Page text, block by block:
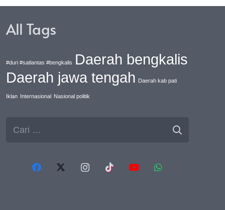
All Tags
#duri #satlantas #bengkalis
Daerah bengkalis
Daerah jawa tengah Daerah kab pati
Iklan Internasional Nasional politik